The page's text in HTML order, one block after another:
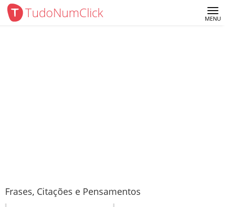
TudoNumClick MENU
Frases, Citações e Pensamentos